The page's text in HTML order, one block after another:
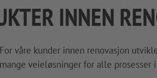
INNEN
For våre kunder innen renovasjon
mange veieløsninger for alle